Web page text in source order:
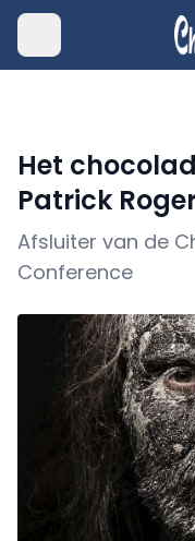
Het
Patrick
Afsluiter van de
Conference